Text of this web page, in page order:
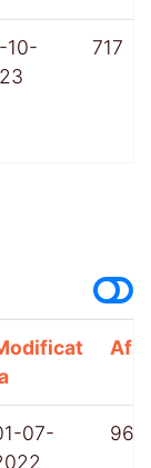
10-
717
07-
966